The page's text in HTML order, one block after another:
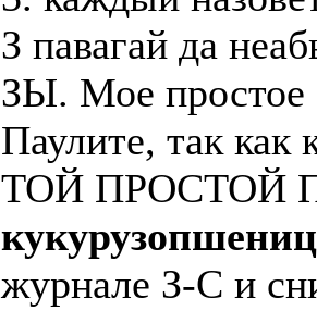
З павагай да
ЗЫ. Мое простое
Паулите, так как
ТОЙ ПРОСТОЙ
журнале З-С и